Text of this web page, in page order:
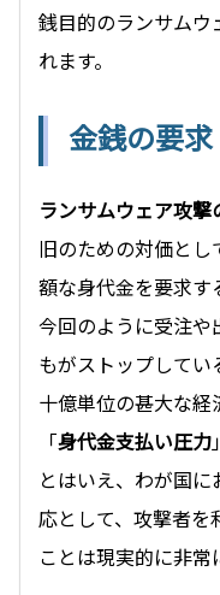
銭目的のランサムウ
れます。
金銭の要求
ランサムウェア攻撃
旧のための対価と
額な身代金を要求す
今回のように受注
もがストップして
十億単位の甚大な
「身代金支払い圧力
とはいえ、わが国
応として、攻撃者を
ことは現実的に非常